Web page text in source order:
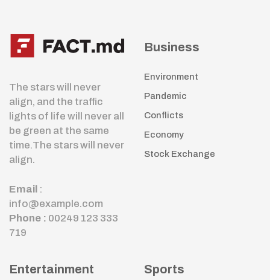
The stars will never
align, and the traffic
lights of life will never all
be green at the same
time.The stars will never
align.
Email :
info@example.com
Phone : 00249 123 333
719
Business
Environment
Pandemic
Conflicts
Economy
Stock Exchange
Entertainment Sports